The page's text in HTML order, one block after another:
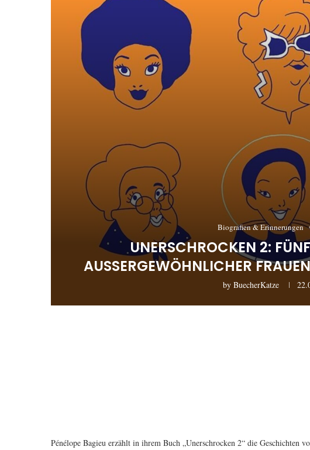
Biografien & Erinnerungen
UNERSCHROCKEN 2:
AUSSERGEWÖHNLICHER
byBuecherKatze
Pénélope Bagieu erzählt in ihrem Buch „Unerschrocken 2“ die Geschichten